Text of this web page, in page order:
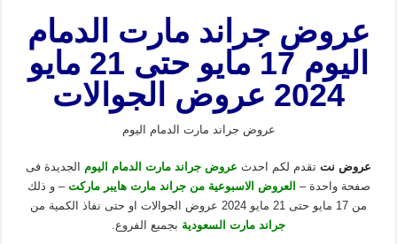
عروض جراند مارت الدمام
اليوم 17 مايو حتى 21 مايو
2024 عروض الجوالات
عروض جراند مارت الدمام اليوم
عروض نتتقدم لكم احدث عروض جراند مارت الدمام اليوم
الجديدة فى
صفحة واحدة – العروض الاسبوعية من جراند مارت هايبر ماركت– و ذلك
من 17 مايو حتى 21 مايو 2024 عروض الجوالات او حتى نفاذ الكمية من
جراند مارت السعودية بجميع الفروع.